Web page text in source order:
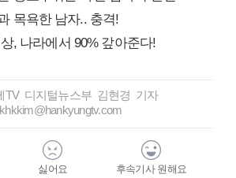
목욕한 남자.. 충격!
, 나라에서 90% 갚아준다!
TV 디지털뉴스부 김현경 기자
khkkim@hankyungtv.com
싫어요
후속기사 원해요